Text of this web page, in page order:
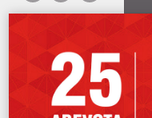
Информация об оплате
Copyright © 1995–2026
Лицензия №
115162
Мы используем файлы cookies